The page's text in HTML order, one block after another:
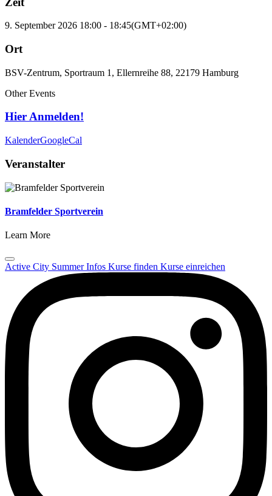
9. September 2026 18:00 - 18:45(GMT+02:00)
Ort
BSV-Zentrum, Sportraum 1, Ellernreihe 88, 22179 Hamburg
Other Events
Hier Anmelden!
KalenderGoogleCal
Veranstalter
Bramfelder Sportverein
Learn More
Active City SummerInfos Kurse finden Kurse einreichen